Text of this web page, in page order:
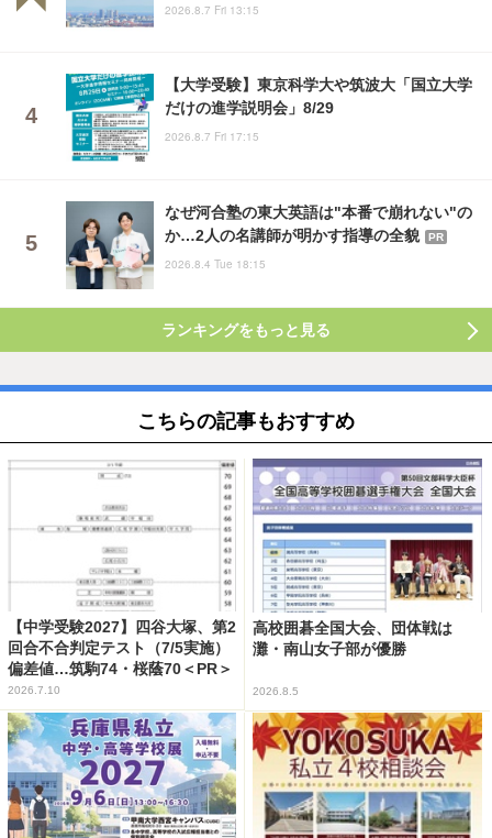
2026.8.7 Fri 13:15
【大学受験】東京科学大や筑波大「国立大学
だけの進学説明会」8/29
2026.8.7 Fri 17:15
なぜ河合塾の東大英語は"本番で崩れない"の
か…2人の名講師が明かす指導の全貌
PR
2026.8.4 Tue 18:15
ランキングをもっと見る
こちらの記事もおすすめ
【中学受験2027】四谷大塚、第2
回合不合判定テスト（7/5実施）
偏差値…筑駒74・桜蔭70＜PR＞
2026.7.10
高校囲碁全国大会、団体戦は
灘・南山女子部が優勝
2026.8.5